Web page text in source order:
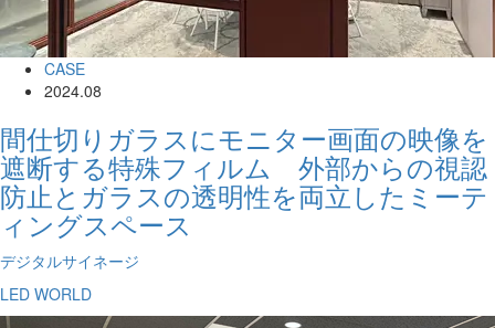
CASE
2024.08
間仕切りガラスにモニター画面の映像を
遮断する特殊フィルム 外部からの視認
防止とガラスの透明性を両立したミーテ
ィングスペース
デジタルサイネージ
LED WORLD